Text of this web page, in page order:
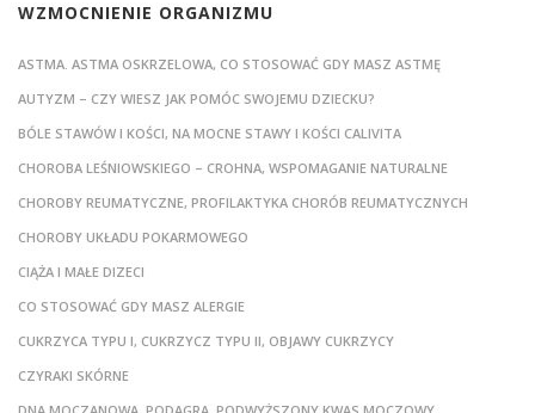
WZMOCNIENIE ORGANIZMU
ASTMA. ASTMA OSKRZELOWA, CO STOSOWAĆ GDY MASZ ASTMĘ
AUTYZM – CZY WIESZ JAK POMÓC SWOJEMU DZIECKU?
BÓLE STAWÓW I KOŚCI, NA MOCNE STAWY I KOŚCI CALIVITA
CHOROBA LEŚNIOWSKIEGO – CROHNA, WSPOMAGANIE NATURALNE
CHOROBY REUMATYCZNE, PROFILAKTYKA CHORÓB REUMATYCZNYCH
CHOROBY UKŁADU POKARMOWEGO
CIĄŻA I MAŁE DIZECI
CO STOSOWAĆ GDY MASZ ALERGIE
CUKRZYCA TYPU I, CUKRZYCZ TYPU II, OBJAWY CUKRZYCY
CZYRAKI SKÓRNE